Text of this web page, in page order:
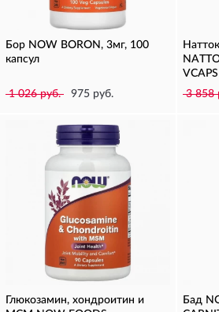
Бор NOW BORON, 3мг, 100
капсул
1 026 руб. 975 руб.
VCAPS
3 858
Глюкозамин, хондроитин и
Бад